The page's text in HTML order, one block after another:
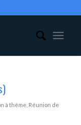
à thème Réunion de